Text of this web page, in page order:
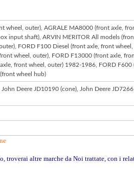
wheel, outer), AGRALE MA8000 (front axle,
input shaft), ARVIN MERITOR All models
FORD F100 Diesel (front axle, front
wheel, outer), FORD F13000 (front axle,
front wheel, outer) 1982-1986, FORD F600
wheel hub)
Deere JD10190 (cone), John Deere
troverai altre marche da Noi trattate, con i